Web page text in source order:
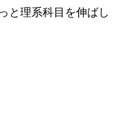
と理系科目を伸ばし